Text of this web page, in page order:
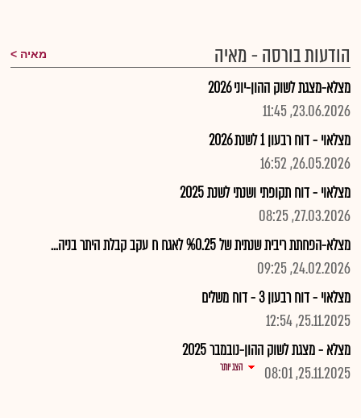
הודעות בורסה - מאיה מאיה
מצלא-מצגת לשוק ההון-יוני 2026
23.06.2026, 11:45
מצלאוי - דוח רבעון 1 לשנת 2026
26.05.2026, 16:52
מצלאוי - דוח תקופתי ושנתי לשנת 2025
27.03.2026, 08:25
מצלא-הפחתת ריבית שנתית של %0.25 לאגח ח עקב קבלת היתר בניה...
24.02.2026, 09:25
מצלאוי - דוח רבעון 3 - דוח משלים
25.11.2025, 12:54
מצלא - מצגת לשוק ההון-נובמבר 2025
25.11.2025, 08:01
הצג יותר